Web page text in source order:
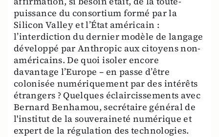
puissance du consortium formé par la
Silicon Valley et l’État américain :
l’interdiction du dernier modèle de langage
développé par Anthropic aux citoyens non-
américains. De quoi isoler encore
davantage l’Europe – en passe d’être
colonisée numériquement par des intérêts
étrangers ? Quelques éclaircissements avec
Bernard Benhamou, secrétaire général de
l'institut de la souveraineté numérique et
expert de la régulation des technologies.